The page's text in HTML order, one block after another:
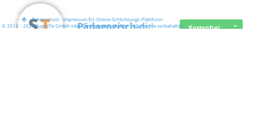
Pädagogisch-did… Kostenfrei
· · ·Datenschutz·Impressum EU-Online-Schlichtungs-Plattform·
© 2016 - 2026 SupraTix GmbH oder Partnergesellschaften - Alle Rechte vorbehalten.